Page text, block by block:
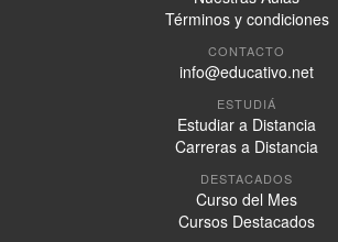
Términos y condiciones
CONTACTO
info@educativo.net
ESTUDIÁ
Estudiar a Distancia
Carreras a Distancia
DESTACADOS
Curso del Mes
Cursos Destacados